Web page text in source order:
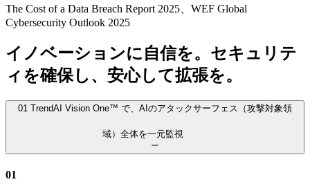
The Cost of a Data Breach Report 2025、WEF Global
Cybersecurity Outlook 2025
イノベーションに自信を。セキュリテ
ィを確保し、安心して拡張を。
01 TrendAI Vision One™ で、AIのアタックサーフェス（攻撃対象領
域）全体を一元監視
01